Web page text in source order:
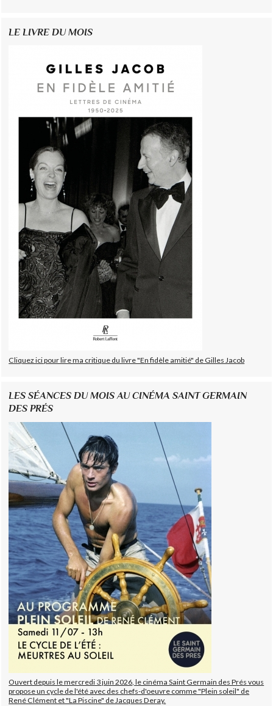
LE LIVRE DU MOIS
Cliquez ici pour lire ma critique du livre "En fidèle amitié" de Gilles Jacob
LES SÉANCES DU MOIS AU CINÉMA SAINT GERMAIN
DES PRÉS
Ouvert depuis le mercredi 3 juin 2026, le cinéma Saint Germain des Prés vous
propose un cycle de l'été avec des chefs-d'oeuvre comme "Plein soleil" de
René Clément et "La Piscine" de Jacques Deray.